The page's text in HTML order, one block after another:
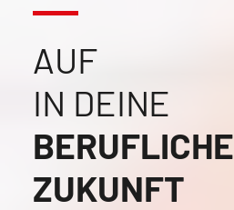
AUF
IN DEINE
BERUFLICHE
ZUKUNFT